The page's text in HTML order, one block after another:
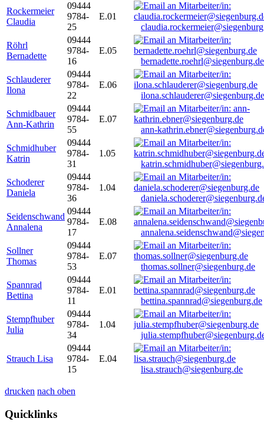
Rockermeier
Claudia
09444
9784-
25
E.01
Röhrl
Bernadette
09444
9784-
16
E.05
bernadette.roehrl@siegenburg.de
Schlauderer
Ilona
09444
9784-
22
E.06
ilona.schlauderer@siegenburg.de
Schmidbauer
Ann-Kathrin
09444
9784-
55
E.07
ann-
Schmidhuber
Katrin
09444
9784-
31
1.05
Schoderer
Daniela
09444
9784-
36
1.04
Seidenschwand
Annalena
09444
9784-
17
E.08
Sollner
Thomas
09444
9784-
53
E.07
thomas.sollner@siegenburg.de
Spannrad
Bettina
09444
9784-
11
E.01
bettina.spannrad@siegenburg.de
Stempfhuber
Julia
09444
9784-
34
1.04
Strauch Lisa
09444
9784-
15
E.04
lisa.strauch@siegenburg.de
drucken nach oben
Quicklinks